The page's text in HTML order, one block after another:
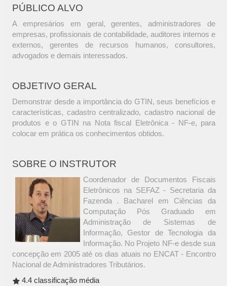
PÚBLICO ALVO
A empresários em geral, gerentes, administradores de
empresas, profissionais de contabilidade, auditores internos e
externos, gerentes de recursos humanos, consultores,
advogados e demais interessados.
OBJETIVO GERAL
Demonstrar desde a importância do GTIN, seus benefícios e
características, cadastro centralizado, cadastro nacional de
produtos e o GTIN na Nota fiscal Eletrônica - NF-e, para
colocar em prática os conhecimentos obtidos.
SOBRE O INSTRUTOR
Coordenador de Documentos Fiscais
Eletrônicos na SEFAZ - Secretaria da
Fazenda . Bacharel em Ciências da
Computação Pós Graduado em
Administração de Sistemas de
Informação, Gestor de Tecnologia da
Informação. No Projeto NF-e desde sua
concepção em 2005 até os dias atuais no ENCAT - Encontro
Nacional de Administradores Tributários.
4.4 classificação média